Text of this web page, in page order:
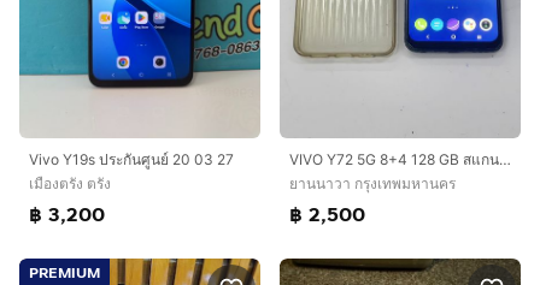
Vivo Y19s ประกันศูนย์ 20 03 27
เมืองตรัง ตรัง
฿ 3,200
VIVO Y72 5G 8+4 128 GB สแกนได้ แบตนาน ใช้งานได้ดี ราคาถูกใจ
ยานนาวา กรุงเทพมหานคร
฿ 2,500
PREMIUM